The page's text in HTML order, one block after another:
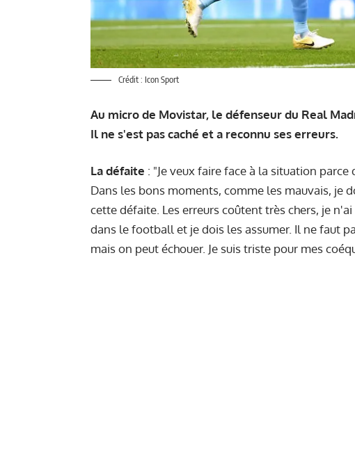
Crédit : Icon Sport
Au micro de Movistar, le défenseur du Real
Il ne s'est pas caché et a reconnu ses erreurs.
La défaite : "Je veux faire face à la situation
Dans les bons moments, comme les mauvais, je
cette défaite. Les erreurs coûtent très chers, je
dans le football et je dois les assumer. Il ne faut
mais on peut échouer. Je suis triste pour mes